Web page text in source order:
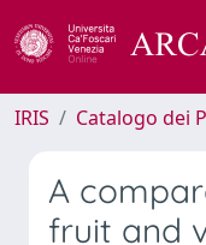
IRIS Catalogo dei
A
fruit and